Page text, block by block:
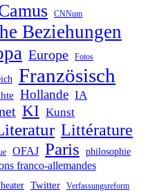
CNNum
Beziehungen
Europe Fotos
Französisch
Hollande IA
KI Kunst
Littérature
OFAJ Paris philosophie
franco-allemandes
Twitter Verfassungsreform